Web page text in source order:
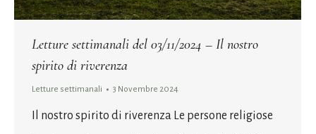
Letture settimanali del 03/11/2024 – Il nostro
spirito di riverenza
Letture settimanali 3 Novembre 2024
Il nostro spirito di riverenza Le persone religiose